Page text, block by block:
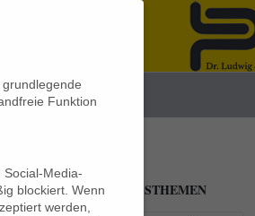
News
BEITRAGSTHEMEN
Funktion
Media-
blockiert. Wenn
werden,